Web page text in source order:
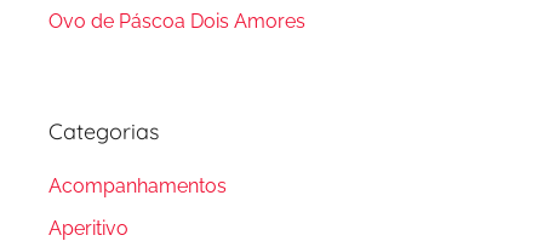
Ovo de Páscoa Dois Amores
Categorias
Acompanhamentos
Aperitivo